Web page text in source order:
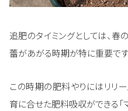
追肥のタイミングとしては、春
蕾があがる時期が特に重要です
この時期の肥料やりにはリリ
育に合せた肥料吸収ができる「